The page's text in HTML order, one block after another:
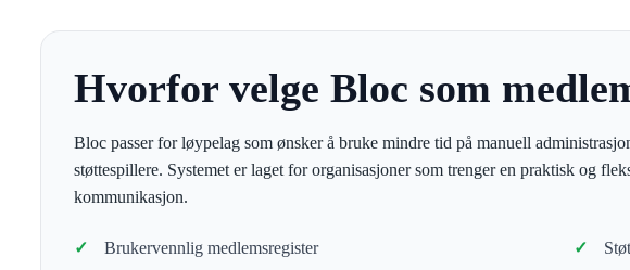
Hvorfor velge Bloc som
Bloc passer for løypelag som ønsker å bruke mindre tid på manuell
støttespillere. Systemet er laget for organisasjoner som trenger en praktisk og
kommunikasjon.
Brukervennlig medlemsregister